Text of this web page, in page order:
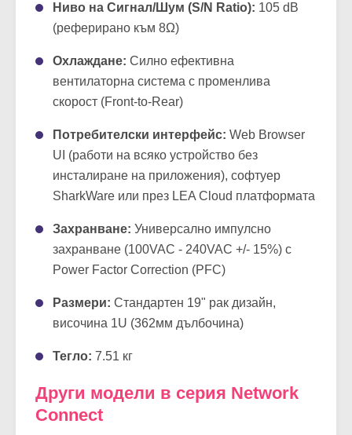
Ниво на Сигнал/Шум (S/N Ratio): 105 dB
(реферирано към 8Ω)
Охлаждане: Силно ефективна
вентилаторна система с променлива
скорост (Front-to-Rear)
Потребителски интерфейс: Web Browser
UI (работи на всяко устройство без
инсталиране на приложения), софтуер
SharkWare или през LEA Cloud платформата
Захранване: Универсално импулсно
захранване (100VAC - 240VAC +/- 15%) с
Power Factor Correction (PFC)
Размери: Стандартен 19" рак дизайн,
височина 1U (362мм дълбочина)
Тегло: 7.51 кг
Други модели в серия Network
Connect